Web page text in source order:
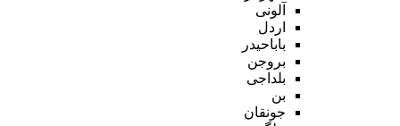
آلونی
اردل
باباحیدر
بروجن
بلداجی
بن
جونقان